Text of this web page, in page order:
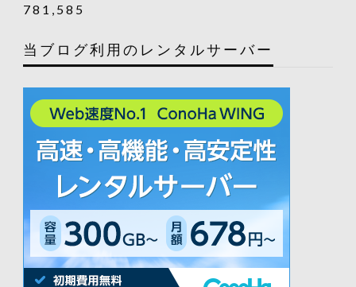
781,585
当ブログ利用のレンタルサーバー